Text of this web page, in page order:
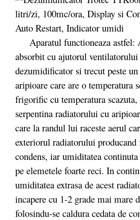
Aparatul functioneaza astfel:
absorbit cu ajutorul
dezumidificator si trecut peste
aripioare care are o temperatura
frigorific cu temperatura
serpentina radiatorului cu
care la randul lui raceste aerul
exteriorul radiatorului producand
condens, iar umiditatea continuta
pe elemetele foarte reci. In
umiditatea extrasa de acest
incapere cu 1-2 grade mai mare
folosindu-se caldura cedata de